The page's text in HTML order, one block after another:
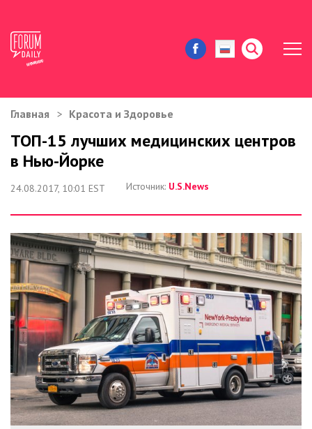
ЖИЗНЬ И ИСТОРИИ
ИММИГРАЦИЯ В США
ЗНАМЕНИТОСТИ
ЗДОРОВЬЕ И КРАСОТА
ДОМ И ЕДА
Главная Красота и Здоровье
ТОП-15 лучших медицинских центров
в Нью-Йорке
24.08.2017, 10:01 EST Источник: U.S.News